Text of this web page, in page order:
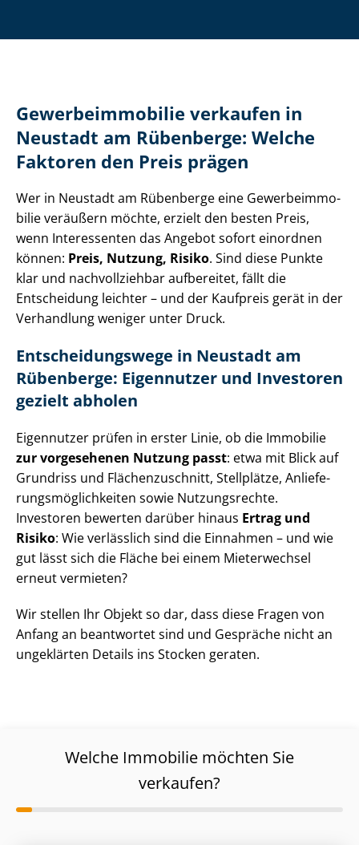
Ge­wer­be­im­mo­bi­lie verkaufen in
Neustadt am Rübenberge: Welche
Faktoren den Preis prägen
Wer in Neustadt am Rübenberge eine Ge­wer­be­im­mo­
bi­lie veräußern möchte, erzielt den besten Preis,
wenn Interessenten das Angebot sofort einordnen
können: Preis, Nutzung, Risiko. Sind diese Punkte
klar und nachvollziehbar aufbereitet, fällt die
Entscheidung leichter – und der Kaufpreis gerät in der
Verhandlung weniger unter Druck.
Ent­schei­dungs­we­ge in Neustadt am
Rübenberge: Eigennutzer und Investoren
gezielt abholen
Eigennutzer prüfen in erster Linie, ob die Immobilie
zur vorgesehenen Nutzung passt: etwa mit Blick auf
Grundriss und Flä­chen­zu­schnitt, Stellplätze, An­lie­fe­
rungs­mög­lich­kei­ten sowie Nutzungsrechte.
Investoren bewerten darüber hinaus Ertrag und
Risiko: Wie verlässlich sind die Einnahmen – und wie
gut lässt sich die Fläche bei einem Mieterwechsel
erneut vermieten?
Wir stellen Ihr Objekt so dar, dass diese Fragen von
Anfang an beantwortet sind und Gespräche nicht an
ungeklärten Details ins Stocken geraten.
Welche Immobilie möchten Sie
verkaufen?